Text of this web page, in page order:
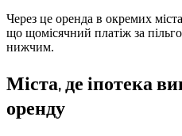
Через це оренда в окремих
що щомісячний платіж за
нижчим.
Міста, де іпотека
оренду